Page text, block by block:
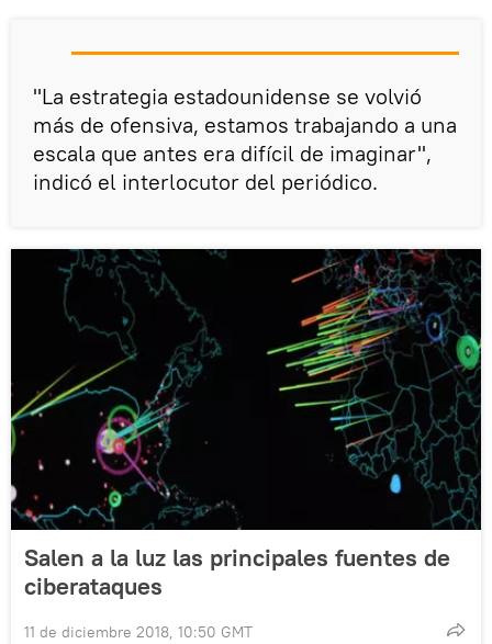
"La estrategia estadounidense se volvió
más de ofensiva, estamos trabajando a una
escala que antes era difícil de imaginar",
indicó el interlocutor del periódico.
Salen a la luz las principales fuentes de
ciberataques
11 de diciembre 2018, 10:50 GMT